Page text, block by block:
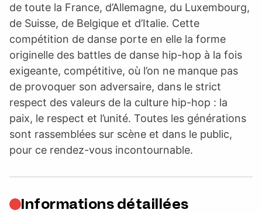
de toute la France, d’Allemagne, du Luxembourg,
de Suisse, de Belgique et d’Italie. Cette
compétition de danse porte en elle la forme
originelle des battles de danse hip-hop à la fois
exigeante, compétitive, où l’on ne manque pas
de provoquer son adversaire, dans le strict
respect des valeurs de la culture hip-hop : la
paix, le respect et l’unité. Toutes les générations
sont rassemblées sur scène et dans le public,
pour ce rendez-vous incontournable.
Informations détaillées